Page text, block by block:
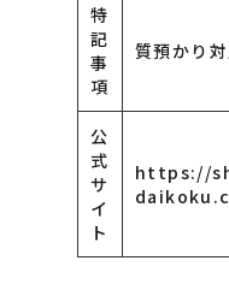
特
記
事
項
質預かり
公
式
サ
イ
ト
https://